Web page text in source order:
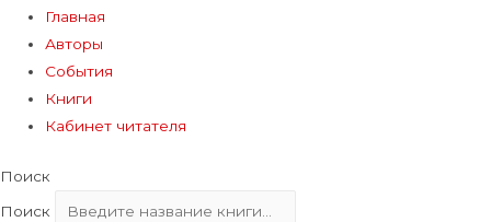
Главная
Авторы
События
Книги
Кабинет читателя
Поиск
Поиск